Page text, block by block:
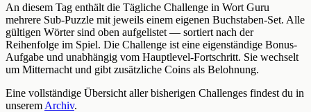
An diesem Tag enthält die Tägliche Challenge in Wort Guru
mehrere Sub-Puzzle mit jeweils einem eigenen Buchstaben-Set. Alle
gültigen Wörter sind oben aufgelistet — sortiert nach der
Reihenfolge im Spiel. Die Challenge ist eine eigenständige Bonus-
Aufgabe und unabhängig vom Hauptlevel-Fortschritt. Sie wechselt
um Mitternacht und gibt zusätzliche Coins als Belohnung.
Eine vollständige Übersicht aller bisherigen Challenges findest du in
unserem Archiv.